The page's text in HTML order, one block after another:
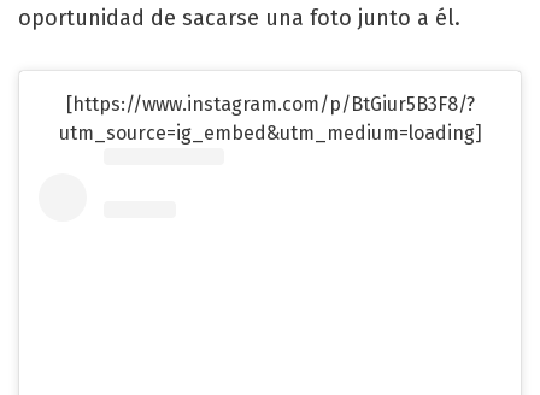
oportunidad de sacarse una foto junto a él.
[https://www.instagram.com/p/BtGiur5B3F8/?
utm_source=ig_embed&utm_medium=loading]